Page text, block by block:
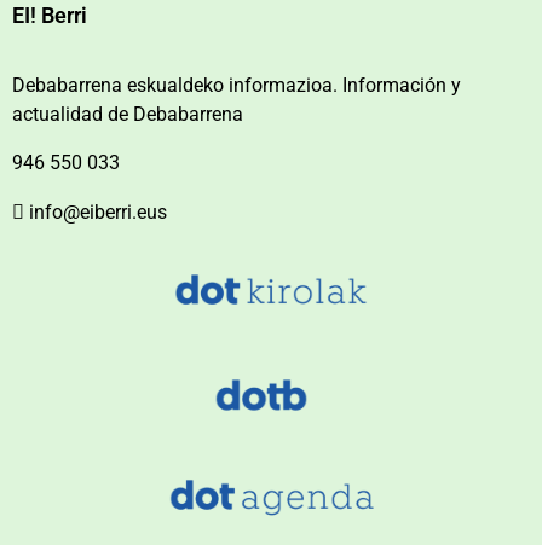
EI! Berri
Debabarrena eskualdeko informazioa. Información y
actualidad de Debabarrena
946 550 033
info@eiberri.eus